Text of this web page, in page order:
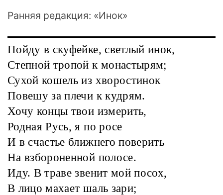
Ранняя редакция: «Инок»
Пойду в скуфейке, светлый инок,
Степной тропой к монастырям;
Сухой кошель из хворостинок
Повешу за плечи к кудрям.
Хочу концы твои измерить,
Родная Русь, я по росе
И в счастье ближнего поверить
На взбороненной полосе.
Иду. В траве звенит мой посох,
В лицо махает шаль зари;